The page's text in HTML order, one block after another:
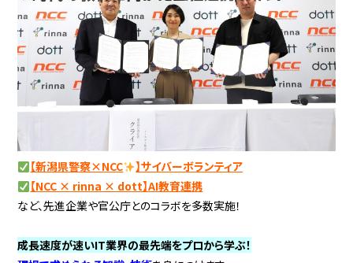
【新潟県警察×NCC
】サイバーボランティア
【NCC × rinna × dott】AI教育連携
など、先進企業や官公庁とのコラボを多数実施！
成長速度が速いIT業界の最先端をプロから学ぶ！